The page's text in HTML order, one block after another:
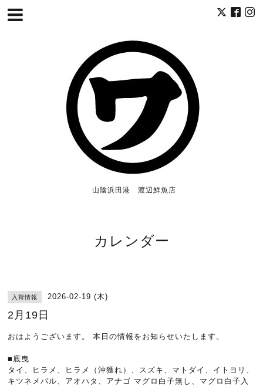
山陰浜田港 渡辺鮮魚店
カレンダー
入荷情報 2026-02-19 (木)
2月19日
おはようございます。 本日の情報をお知らせいたします。
■底曳
タイ、ヒラメ、ヒラメ（沖獲れ）、スズキ、マトダイ、イトヨリ、
キツネメバル、アオハタ、アナゴ マグロ白子無し、マグロ白子入